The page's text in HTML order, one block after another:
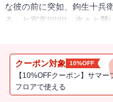
な彼の前に突如、鉤生十
る」と宣言!!!!!!!! 次々と襲
闘の行方は!!? 輝才で鬼才
クーポン対象 10%OFF
【10%OFFクーポン】サマ
フロアで使える